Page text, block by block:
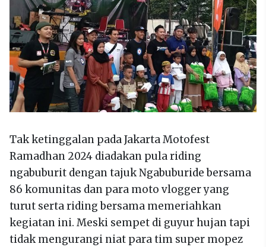
Tak ketinggalan pada Jakarta Motofest
Ramadhan 2024 diadakan pula riding
ngabuburit dengan tajuk Ngabuburide bersama
86 komunitas dan para moto vlogger yang
turut serta riding bersama memeriahkan
kegiatan ini. Meski sempet di guyur hujan tapi
tidak mengurangi niat para tim super mopez